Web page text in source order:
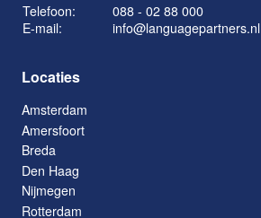
Telefoon:
088 - 02 88 000
E-mail:
info@languagepartners.nl
Locaties
Amsterdam
Amersfoort
Breda
Den Haag
Nijmegen
Rotterdam